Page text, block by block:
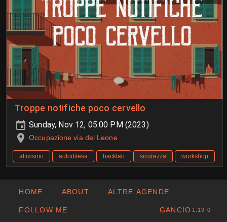
Troppe notifiche poco cervello
Sunday, Nov 12, 05:00 PM (2023)
Occupazione via del Leone
attivismo autodifesa hacklab sicurezza workshop
HOME ABOUT ALTRE AGENDE
FOLLOW ME GANCIO 1.19.0